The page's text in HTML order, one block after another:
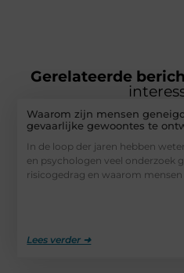
Gerelateerde
Waarom zijn mensen
gevaarlijke gewoontes te
In de loop der jaren hebben
en psychologen veel onderzoek
risicogedrag en waarom mensen
Lees verder ➜